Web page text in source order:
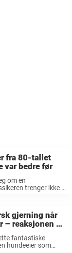
fra 80-tallet
var bedre før
om en
trenger ikke å
gjerning når
– reaksjonen er
fantastiske
hundeeier som